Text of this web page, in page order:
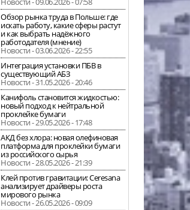
Обзор рынка труда в Польше: где
искать работу, какие сферы растут
и как выбрать надёжного
работодателя (мнение)
Новости - 03.06.2026 - 22:55
Интеграция установки ПБВ в
существующий АБЗ
Новости - 31.05.2026 - 20:46
Канифоль становится жидкостью:
новый подход к нейтральной
проклейке бумаги
Новости - 29.05.2026 - 17:48
АКД без хлора: новая олефиновая
платформа для проклейки бумаги
из российского сырья
Новости - 28.05.2026 - 21:39
Клей против гравитации: Ceresana
анализирует драйверы роста
мирового рынка
Новости - 26.05.2026 - 09:09